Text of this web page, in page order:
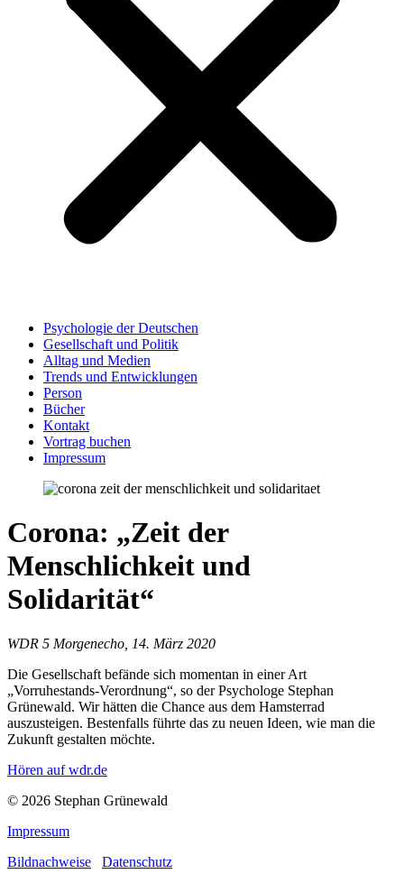
Psychologie der Deutschen
Gesellschaft und Politik
Alltag und Medien
Trends und Entwicklungen
Person
Bücher
Kontakt
Vortrag buchen
Impressum
Corona: „Zeit der
Menschlichkeit und
Solidarität“
WDR 5 Morgenecho, 14. März 2020
Die Gesellschaft befände sich momentan in einer Art
„Vorruhestands-Verordnung“, so der Psychologe Stephan
Grünewald. Wir hätten die Chance aus dem Hamsterrad
auszusteigen. Bestenfalls führte das zu neuen Ideen, wie man die
Zukunft gestalten möchte.
Hören auf wdr.de
© 2026 Stephan Grünewald
Impressum
Bildnachweise
Datenschutz